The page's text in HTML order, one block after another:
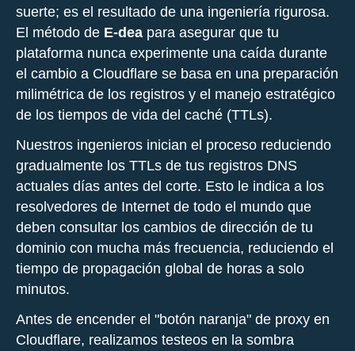
suerte; es el resultado de una ingeniería rigurosa.
El método de E-dea para asegurar que tu
plataforma nunca experimente una caída durante
el cambio a Cloudflare se basa en una preparación
milimétrica de los registros y el manejo estratégico
de los tiempos de vida del caché (TTLs).
Nuestros ingenieros inician el proceso reduciendo
gradualmente los TTLs de tus registros DNS
actuales días antes del corte. Esto le indica a los
resolvedores de Internet de todo el mundo que
deben consultar los cambios de dirección de tu
dominio con mucha más frecuencia, reduciendo el
tiempo de propagación global de horas a solo
minutos.
Antes de encender el "botón naranja" de proxy en
Cloudflare, realizamos testeos en la sombra